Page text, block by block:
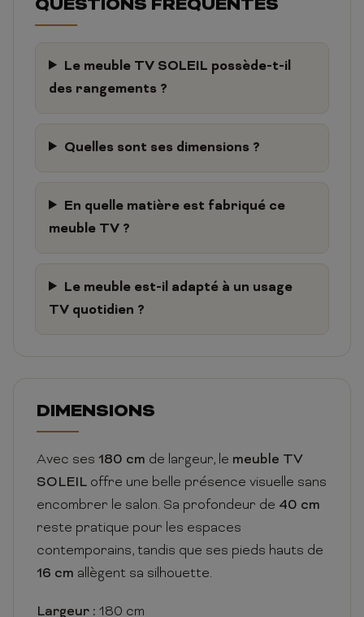
QUESTIONS FRÉQUENTES
Le meuble TV SOLEIL possède-t-il
des rangements ?
Quelles sont ses dimensions ?
En quelle matière est fabriqué ce
meuble TV ?
Le meuble est-il adapté à un usage
TV quotidien ?
DIMENSIONS
Avec ses 180 cm de largeur, le meuble TV
SOLEIL offre une belle présence visuelle sans
encombrer le salon. Sa profondeur de 40 cm
reste pratique pour les espaces
contemporains, tandis que ses pieds hauts de
16 cm allègent sa silhouette.
Largeur : 180 cm